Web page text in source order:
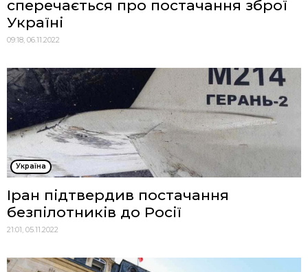
сперечається про постачання зброї
Україні
09:18, 06.11.2022
Україна
Іран підтвердив постачання
безпілотників до Росії
21:01, 05.11.2022